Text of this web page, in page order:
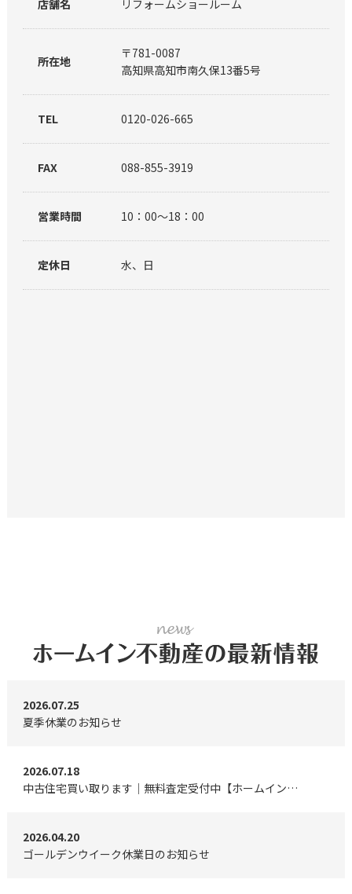
店舗名 リフォームショールーム
所在地
〒781-0087
高知県高知市南久保13番5号
TEL 0120-026-665
FAX 088-855-3919
営業時間 10：00～18：00
定休日 水、日
2026.07.25
夏季休業のお知らせ
2026.07.18
中古住宅買い取ります｜無料査定受付中【ホームイン不動産】
2026.04.20
ゴールデンウイーク休業日のお知らせ